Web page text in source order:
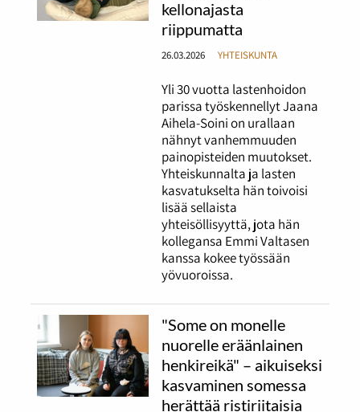
kellonajasta
riippumatta
26.03.2026 YHTEISKUNTA
Yli 30 vuotta lastenhoidon
parissa työskennellyt Jaana
Aihela-Soini on urallaan
nähnyt vanhemmuuden
painopisteiden muutokset.
Yhteiskunnalta ja lasten
kasvatukselta hän toivoisi
lisää sellaista
yhteisöllisyyttä, jota hän
kollegansa Emmi Valtasen
kanssa kokee työssään
yövuoroissa.
"Some on monelle
nuorelle eräänlainen
henkireikä" – aikuiseksi
kasvaminen somessa
herättää ristiriitaisia